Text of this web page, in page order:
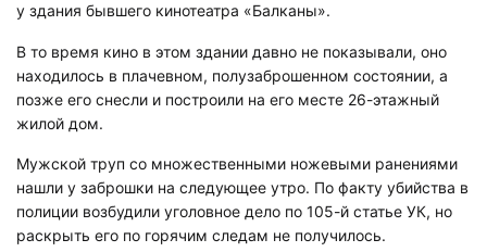
у здания бывшего кинотеатра «Балканы».
В то время кино в этом здании давно не показывали, оно
находилось в плачевном, полузаброшенном состоянии, а
позже его снесли и построили на его месте 26-этажный
жилой дом.
Мужской труп со множественными ножевыми ранениями
нашли у заброшки на следующее утро. По факту убийства в
полиции возбудили уголовное дело по 105-й статье УК, но
раскрыть его по горячим следам не получилось.